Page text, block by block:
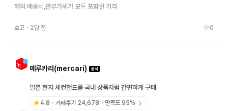
해외 배송비,관부가세가 모두 포함된 가격
효고 ・ 2달 전 0
메루카리(mercari)
일본 현지 세컨핸드를 국내 상품처럼 간편하게 구매
4.8 ・거래후기 24,678 ・만족도95%